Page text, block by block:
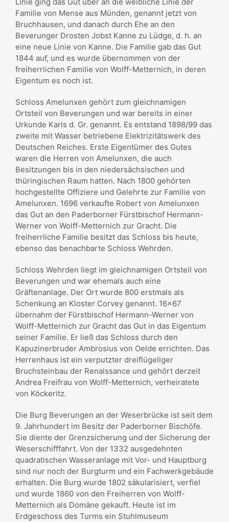
Linie ging das Gut über an die weibliche Linie der
Familie von Mense aus Münden, genannt jetzt von
Bruchhausen, und danach durch Ehe an den
Beverunger Drosten Jobst Kanne zu Lüdge, d. h. an
eine neue Linie von Kanne. Die Familie gab das Gut
1844 auf, und es wurde übernommen von der
freiherrlichen Familie von Wolff-Metternich, in deren
Eigentum es noch ist.
Schloss Amelunxen gehört zum gleichnamigen
Ortsteil von Beverungen und war bereits in einer
Urkunde Karls d. Gr. genannt. Es entstand 1898/99 das
zweite mit Wasser betriebene Elektrizitätswerk des
Deutschen Reiches. Erste Eigentümer des Gutes
waren die Herren von Amelunxen, die auch
Besitzungen bis in den niedersächsischen und
thüringischen Raum hatten. Nach 1800 gehörten
hochgestellte Offiziere und Gelehrte zur Familie von
Amelunxen. 1696 verkaufte Robert von Amelunxen
das Gut an den Paderborner Fürstbischof Hermann-
Werner von Wolff-Metternich zur Gracht. Die
freiherrliche Familie besitzt das Schloss bis heute,
ebenso das benachbarte Schloss Wehrden.
Schloss Wehrden liegt im gleichnamigen Ortsteil von
Beverungen und war ehemals auch eine
Gräftenanlage. Der Ort wurde 800 erstmals als
Schenkung an Kloster Corvey genannt. 16×67
übernahm der Fürstbischof Hermann-Werner von
Wolff-Metternich zur Gracht das Gut in das Eigentum
seiner Familie. Er ließ das Schloss durch den
Kapuzinerbruder Ambrosius von Oelde errichten. Das
Herrenhaus ist ein verputzter dreiflügeliger
Bruchsteinbau der Renaissance und gehört derzeit
Andrea Freifrau von Wolff-Metternich, verheiratete
von Köckeritz.
Die Burg Beverungen an der Weserbrücke ist seit dem
9. Jahrhundert im Besitz der Paderborner Bischöfe.
Sie diente der Grenzsicherung und der Sicherung der
Weserschifffahrt. Von der 1332 ausgedehnten
quadratischen Wasseranlage mit Vor- und Hauptburg
sind nur noch der Burgturm und ein Fachwerkgebäude
erhalten. Die Burg wurde 1802 säkularisiert, verfiel
und wurde 1860 von den Freiherren von Wolff-
Metternich als Domäne gekauft. Heute ist im
Erdgeschoss des Turms ein Stuhlmuseum